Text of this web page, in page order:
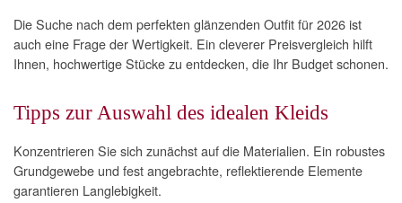
Die Suche nach dem perfekten glänzenden Outfit für 2026 ist
auch eine Frage der Wertigkeit. Ein cleverer Preisvergleich hilft
Ihnen, hochwertige Stücke zu entdecken, die Ihr Budget schonen.
Tipps zur Auswahl des idealen Kleids
Konzentrieren Sie sich zunächst auf die Materialien. Ein robustes
Grundgewebe und fest angebrachte, reflektierende Elemente
garantieren Langlebigkeit.